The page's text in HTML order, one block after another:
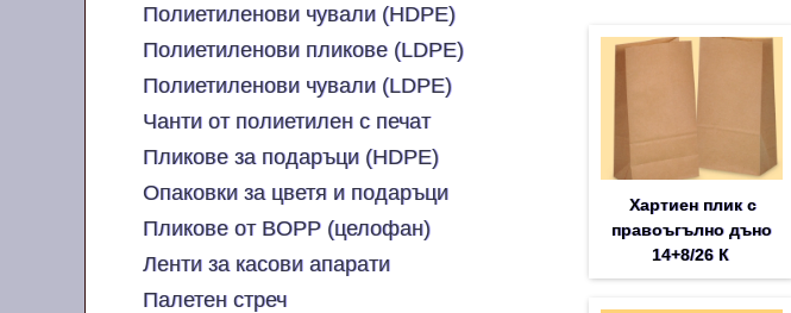
Полиетиленови чували (HDPE)
Полиетиленови пликове (LDPE)
Полиетиленови чували (LDPE)
Чанти от полиетилен с печат
Пликове за подаръци (HDPE)
Опаковки за цветя и подаръци
Пликове от BOPP (целофан)
Ленти за касови апарати
Палетен стреч
Хартиен плик с
правоъгълно дъно
14+8/26 К